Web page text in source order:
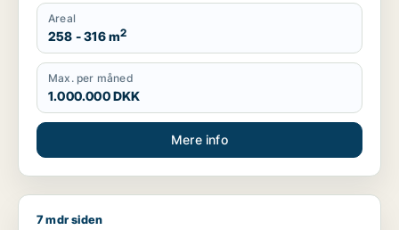
Areal
258 - 316 m2
Max. per måned
1.000.000 DKK
Mere info
Kristian søger kontor, klinik, restaurant,
7 mdr siden